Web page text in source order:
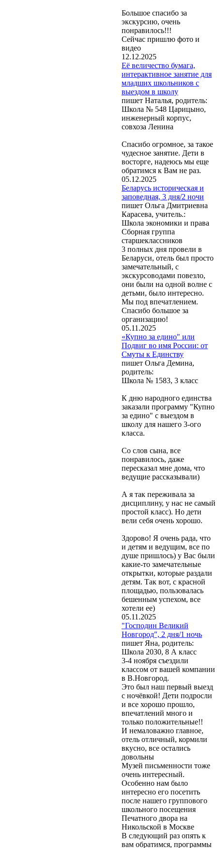
Большое спасибо за
экскурсию, очень
понравилось!!!
Сейчас пришлю фото и
видео
12.12.2025
Её величество бумага,
интерактивное занятие для
младших школьников с
выездом в школу
пишет Наталья, родитель:
Школа № 548 Царицыно,
инженерный корпус,
совхоза Ленина
Спасибо огромное, за такое
чудесное занятие. Дети в
восторге, надеюсь мы еще
обратимся к Вам не раз.
05.12.2025
Беларусь историческая и
заповедная, 3 дня/2 ночи
пишет Ольга Дмитриевна
Карасева, учитель.:
Школа экономики и права
Сборная группа
старшеклассников
3 полных дня провели в
Беларуси, отель был просто
замечательный, с
экскурсоводами повезло,
они были на одной волне с
детьми, было интересно.
Мы под впечатлением.
Спасибо большое за
организацию!
05.11.2025
«Купно за едино" или
Подвиг во имя России: от
Смуты к Единству
пишет Ольга Демина,
родитель:
Школа № 1583, 3 класс
К дню народного единства
заказали программу "Купно
за едино" с выездом в
школу для нашего 3-ого
класса.
Со слов сына, все
понравилось, даже
пересказал мне дома, что
ведущие рассказывали)
А я так переживала за
дисциплину, у нас не самый
простой класс). Но дети
вели себя очень хорошо.
Здорово! Я очень рада, что
и детям и ведущим, все по
душе пришлось) у Вас были
какие-то замечательные
открытки, которые раздали
детям. Так вот, с красной
площадью, пользовалась
бешенным успехом, все
хотели ее)
05.11.2025
"Господин Великий
Новгород", 2 дня/1 ночь
пишет Яна, родитель:
Школа 2030, 8 А класс
3-4 ноября съездили
классом от вашей компании
в В.Новгород.
Это был наш первый выезд
с ночёвкой! Дети подросли
и все хорошо прошло,
впечатлений много и
только положительные!!
И немаловажно главное,
отель отличный, кормили
вкусно, все остались
довольны
Музей письменности тоже
очень интересный.
Особенно нам было
интересно его посетить
после нашего группового
школьного посещения
Печатного двора на
Никольской в Москве
В следующий раз опять к
вам обратимся, программы